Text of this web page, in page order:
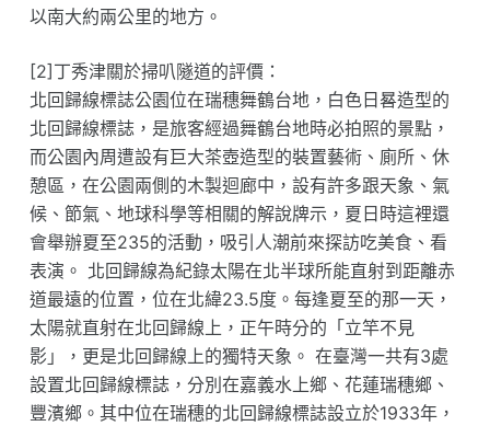
以南大約兩公里的地方。
[2]丁秀津關於掃叭隧道的評價：
北回歸線標誌公園位在瑞穗舞鶴台地，白色日晷造型的
北回歸線標誌，是旅客經過舞鶴台地時必拍照的景點，
而公園內周遭設有巨大茶壺造型的裝置藝術、廁所、休
憩區，在公園兩側的木製迴廊中，設有許多跟天象、氣
候、節氣、地球科學等相關的解說牌示，夏日時這裡還
會舉辦夏至235的活動，吸引人潮前來探訪吃美食、看
表演。 北回歸線為紀錄太陽在北半球所能直射到距離赤
道最遠的位置，位在北緯23.5度。每逢夏至的那一天，
太陽就直射在北回歸線上，正午時分的「立竿不見
影」，更是北回歸線上的獨特天象。 在臺灣一共有3處
設置北回歸線標誌，分別在嘉義水上鄉、花蓮瑞穗鄉、
豐濱鄉。其中位在瑞穗的北回歸線標誌設立於1933年，